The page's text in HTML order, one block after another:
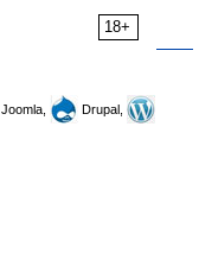
18+
Joomla,
Drupal,